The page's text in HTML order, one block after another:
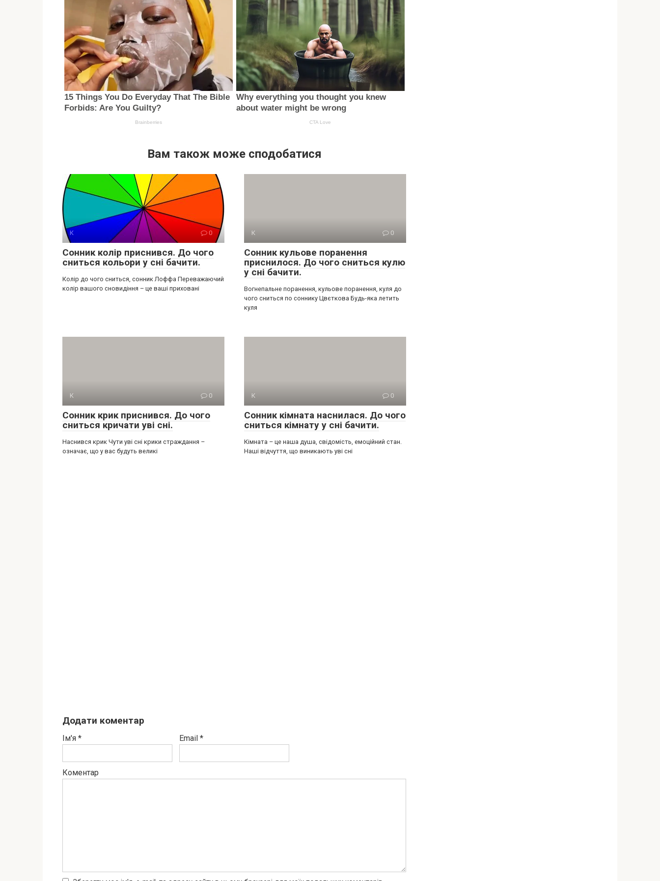
Вам також може сподобатися
К 0
Сонник колір приснився. До чого
сниться кольори у сні бачити.
Колір до чого сниться, сонник Лоффа Переважаючий
колір вашого сновидіння – це ваші приховані
К 0
Сонник кульове поранення
приснилося. До чого сниться кулю
у сні бачити.
Вогнепальне поранення, кульове поранення, куля до
чого сниться по соннику Цвєткова Будь-яка летить
куля
К 0
Сонник крик приснився. До чого
сниться кричати уві сні.
Наснився крик Чути уві сні крики страждання –
означає, що у вас будуть великі
К 0
Сонник кімната наснилася. До чого
сниться кімнату у сні бачити.
Кімната – це наша душа, свідомість, емоційний стан.
Наші відчуття, що виникають уві сні
Додати коментар
Ім'я * Email *
Коментар